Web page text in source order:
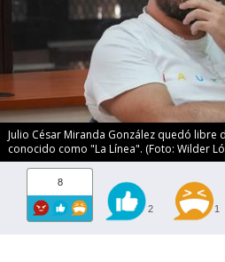
Julio César Miranda González quedó libre
conocido como "La Línea". (Foto: Wilder
8
2 1